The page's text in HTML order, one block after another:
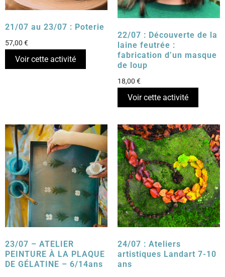
21/07 au 23/07 : Poterie
57,00 €
Voir cette activité
22/07 : Découverte de la
laine feutrée :
fabrication d’un masque
de loup
18,00 €
Voir cette activité
23/07 – ATELIER
PEINTURE À LA PLAQUE
DE GÉLATINE – 6/14ans
24/07 : Ateliers
artistiques Landart 7-10
ans